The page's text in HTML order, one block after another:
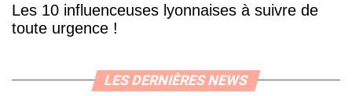
Les 10 influenceuses lyonnaises à suivre de
toute urgence !
LES DERNIÈRES NEWS